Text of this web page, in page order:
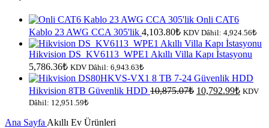
Onli CAT6
Kablo 23 AWG CCA 305'lik 4,103.80₺ KDV Dâhil: 4,924.56₺
Hikvision DS_KV6113_WPE1 Akıllı Villa Kapı İstasyonu
5,786.36₺ KDV Dâhil: 6,943.63₺
Hikvision 8TB Güvenlik HDD 10,875.07₺ Orijinal
10,792.99₺Şu
KDV
Dâhil: 12,951.59₺
Ana Sayfa Akıllı Ev Ürünleri